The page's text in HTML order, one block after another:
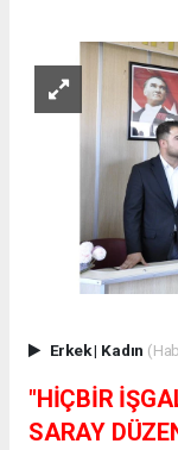
Erkek| Kadın
"HİÇBİR
SARAY